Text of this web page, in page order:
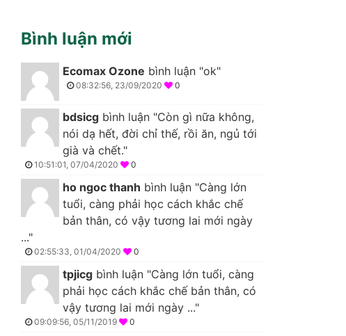
Bình luận mới
Ecomax Ozone bình luận "ok"
08:32:56, 23/09/2020 0
bdsicg bình luận "Còn gì nữa không,
nói dạ hết, đời chỉ thế, rồi ăn, ngủ tới
già và chết."
10:51:01, 07/04/2020 0
ho ngoc thanh bình luận "Càng lớn
tuổi, càng phải học cách khắc chế
bản thân, có vậy tương lai mới ngày
..."
02:55:33, 01/04/2020 0
tpjicg bình luận "Càng lớn tuổi, càng
phải học cách khắc chế bản thân, có
vậy tương lai mới ngày ..."
09:09:56, 05/11/2019 0